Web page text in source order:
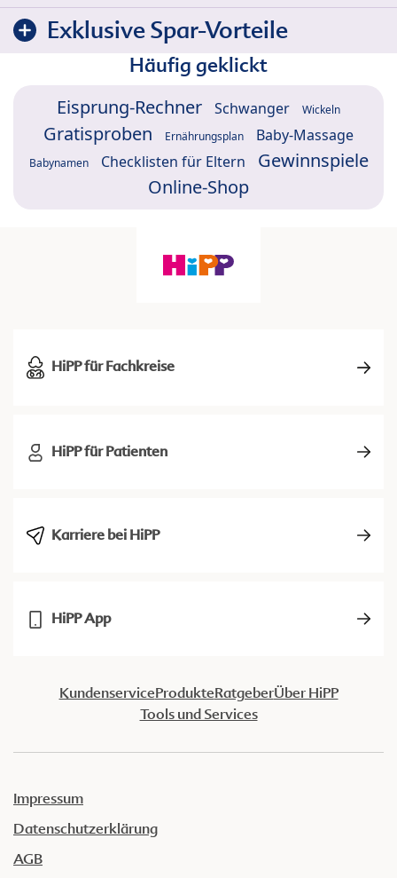
Exklusive Spar-Vorteile
Häufig geklickt
Eisprung-Rechner Schwanger Wickeln
Gratisproben Ernährungsplan Baby-Massage
Babynamen Checklisten für Eltern
Gewinnspiele
Online-Shop
HiPP für Fachkreise
HiPP für Patienten
Karriere bei HiPP
HiPP App
KundenserviceProdukteRatgeberÜber HiPP
Tools und Services
Impressum
Datenschutzerklärung
AGB